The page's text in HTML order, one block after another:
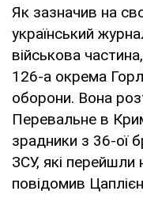
Як зазначив на
український
військова
126-а окрема
оборони. Вона
Перевальне в
зрадники з 36-ої
ЗСУ, які перейшли
повідомив